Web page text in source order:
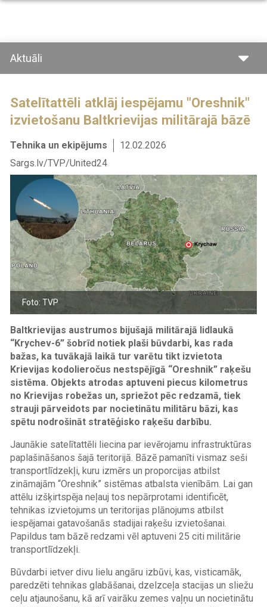
Pārlekt
saturu
Aktuāli
Satelītattēli atklāj iespējamu "Oreshnik"
izvietošanu Baltkrievijas militārajā bāzē
Tehnika un ekipējums
12.02.2026
Sargs.lv/TVP/United24
Foto: TVP
Baltkrievijas austrumos bijušajā militārajā lidlaukā
“Krychev-6” šobrīd notiek plaši būvdarbi, kas rada
bažas, ka tuvākajā laikā tur varētu tikt izvietota
Krievijas kodolieročus nestspējīgā “Oreshnik” raķešu
sistēma. Objekts atrodas aptuveni piecus kilometrus
no Krievijas robežas un, spriežot pēc redzamā, tiek
strauji pārveidots par nocietinātu militāru bāzi, kas
spētu nodrošināt stratēģisko raķešu darbību.
Jaunākie satelītattēli liecina par ievērojamu infrastruktūras
paplašināšanos šajā teritorijā. Bāzē pamanīti vismaz seši
transportlīdzekļi, kuru izmērs un proporcijas atbilst
zināmajām “Oreshnik” sistēmas atbalsta vienībām. Lai gan
attēlu izšķirtspēja neļauj tos nepārprotami identificēt,
tehnikas izvietojums un teritorijas plānojums atbilst
iespējamai gatavošanās stadijai raķešu izvietošanai.
Papildus tam bāzē redzami vēl aptuveni 25 citi militārie
transportlīdzekļi.
Būvdarbi ietver divu lielu angāru izbūvi, kas, visticamāk,
paredzēti tehnikas glabāšanai, dzelzceļa stacijas un sliežu
ceļu atjaunošanu, kā arī vairāku zemes vaļņu un nocietinātu